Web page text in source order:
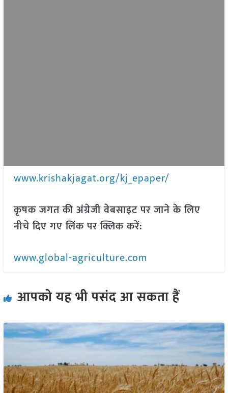
www.krishakjagat.org/kj_epaper/
कृषक जगत की अंग्रेजी वेबसाइट पर जाने के लिए
नीचे दिए गए लिंक पर क्लिक करें:
www.global-agriculture.com
आपको यह भी पसंद आ सकता हैं